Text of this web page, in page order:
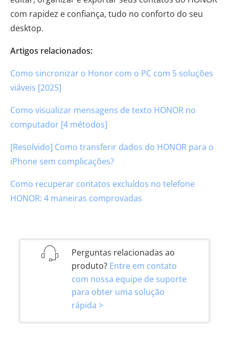
com rapidez e confiança, tudo no conforto do seu
desktop.
Artigos relacionados:
Como sincronizar o Honor com o PC com 5 soluções
viáveis [2025]
Como visualizar mensagens de texto HONOR no
computador [4 métodos]
[Resolvido] Como transferir dados do HONOR para o
iPhone sem complicações?
Como recuperar contatos excluídos no telefone
HONOR: 4 maneiras comprovadas
Perguntas relacionadas ao
produto? Entre em contato
com nossa equipe de suporte
para obter uma solução
rápida >